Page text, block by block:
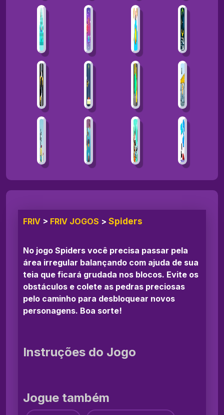
FRIV > FRIV JOGOS > Spiders
No jogo Spiders você precisa passar pela
área irregular balançando com ajuda de sua
teia que ficará grudada nos blocos. Evite os
obstáculos e colete as pedras preciosas
pelo caminho para desbloquear novos
personagens. Boa sorte!
Instruções do Jogo
Jogue também